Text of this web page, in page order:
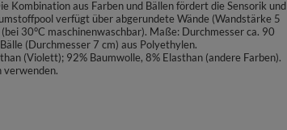
Kombination aus Farben und Bällen fördert die Sensorik und
verfügt über abgerundete Wände (Wandstärke 5
30°C maschinenwaschbar). Maße: Durchmesser ca. 90
(Durchmesser 7 cm) aus Polyethylen.
(Violett); 92% Baumwolle, 8% Elasthan (andere Farben).
verwenden.